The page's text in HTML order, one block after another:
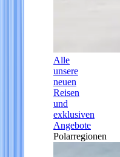
Alle
unsere
neuen
Reisen
und
exklusiven
Angebote
Polarregionen